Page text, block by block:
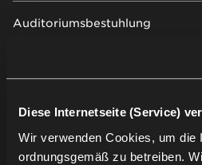
Diese Internetseite (Service)
Wir verwenden Cookies, um die
ordnungsgemäß zu betreiben.
Auditoriumsbestuhlung
Projekte